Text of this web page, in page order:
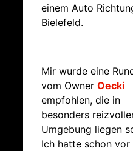
einem Auto
Bielefeld.
Mir wurde eine
vom Owner Oecki
empfohlen, die in
besonders
Umgebung liegen
Ich hatte schon vor